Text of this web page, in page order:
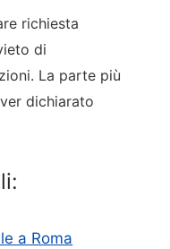
richiesta
di
La parte più
dichiarato
a Roma